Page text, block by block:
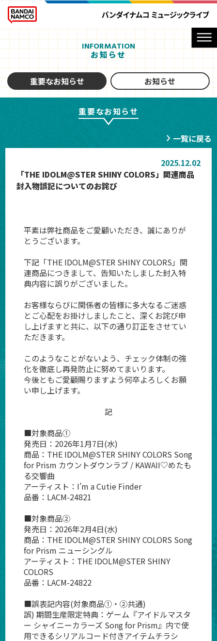
INFORMATION
お知らせ
重要なお知らせ お知らせ
重要なお知らせ
一覧に戻る
2025.12.02
「THE IDOLM@STER SHINY COLORS」関連商品
封入物誤記についてのお詫び
平素は弊社商品をご愛顧いただき、誠にありが
とうございます。
下記「THE IDOLM@STER SHINY COLORS」関
連商品につきまして、告知いたしました封入特
典内容に誤りがございました。
お客様ならびに関係者の皆様に多大なるご迷惑
とご心配をお掛けしましたこと、深くお詫び申
し上げますと共に、以下の通り訂正をさせてい
ただきます。
このようなことがないよう、チェック体制の強
化を徹底し再発防止に努めてまいります。
今後ともご愛顧賜りますよう何卒よろしくお願
い申し上げます。
記
■対象商品①
発売日：2026年1月7日(水)
商品：THE IDOLM@STER SHINY COLORS Song
for Prism カウントダウンラブ / KAWAII♡めたも
る交響曲
アーティスト：I’m a Cutie Finder
品番：LACM-24821
■対象商品②
発売日：2026年2月4日(水)
商品：THE IDOLM@STER SHINY COLORS Song
for Prism ニューシングル
アーティスト：THE IDOLM@STER SHINY
COLORS
品番：LACM-24822
■誤表記内容(対象商品①・②共通)
誤) 期間生産限定特典：ゲーム『アイドルマスタ
ー シャイニーカラーズ Song for Prism』内で使
用できるシリアルコード付きアイテムチラシ